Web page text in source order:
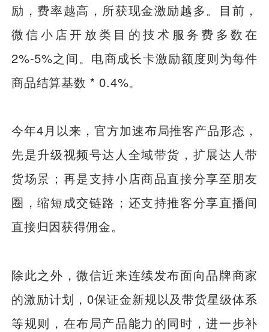
励，费率越高，所获现金激励越多。目前，
微信小店开放类目的技术服务费多数在
2%-5%之间。 电商成长卡激励额度则为每件
商品结算基数 * 0.4%。
今年4月以来，官方加速布局推客产品形态，
先是升级视频号达人全域带货，扩展达人带
货场景；再是支持小店商品直接分享至朋友
圈，缩短成交链路；还支持推客分享直播间
直接归因获得佣金。
除此之外，微信近来连续发布面向品牌商家
的激励计划，0保证金新规以及带货星级体系
等规则，在布局产品能力的同时，进一步补